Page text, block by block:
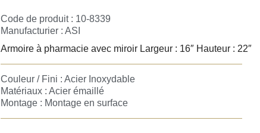
Code de produit : 10-8339
Manufacturier : ASI
Armoire à pharmacie avec miroir Largeur : 16″ Hauteur : 22″
Couleur / Fini : Acier Inoxydable
Matériaux : Acier émaillé
Montage : Montage en surface